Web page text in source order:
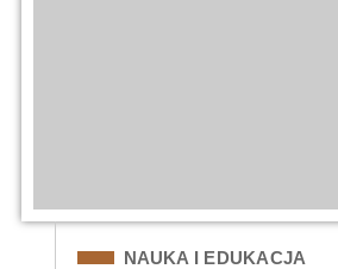
KategoriaNAUKA I EDUKACJA